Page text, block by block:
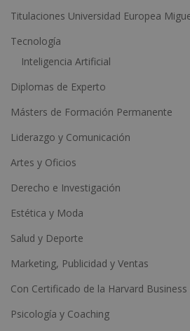
e
Titulaciones Universidad Europea
Tecnología
Inteligencia Artificial
Diplomas de Experto
Másters de Formación Permanente
Liderazgo y Comunicación
Artes y Oficios
Derecho e Investigación
Estética y Moda
Salud y Deporte
Marketing, Publicidad y Ventas
Con Certificado de la Harvard Business
Psicología y Coaching